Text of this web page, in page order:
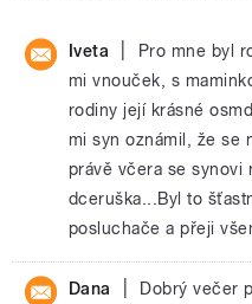
Iveta
Pro mne byl
mi vnouček, s
rodiny její krásné
mi syn oznámil, že se
právě včera se synovi
dceruška...Byl to
posluchače a přeji
Dana
Dobrý večer